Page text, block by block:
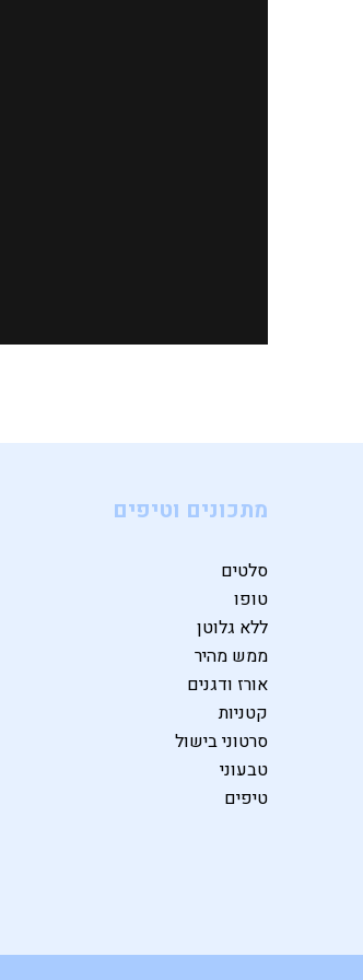
מתכונים וטיפים
סלטים
טופו
ללא גלוטן
ממש מהיר
אורז ודגנים
קטניות
סרטוני בישול
טבעוני
טיפים